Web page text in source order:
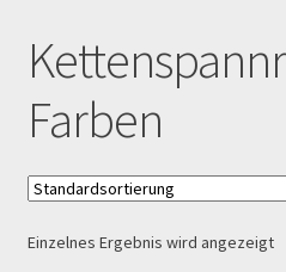
Datenschutzerklärung
Farben
Einzelnes Ergebnis wird angezeigt